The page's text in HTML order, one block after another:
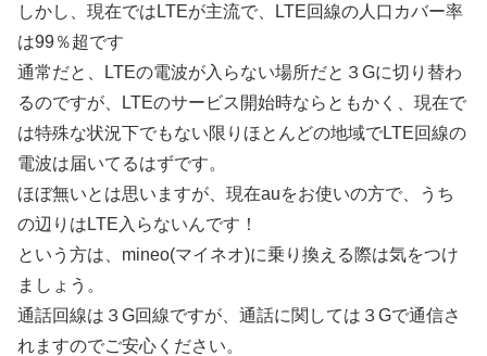
しかし、現在ではLTEが主流で、LTE回線の人口カバー率
は99％超です
通常だと、LTEの電波が入らない場所だと３Gに切り替わ
るのですが、LTEのサービス開始時ならともかく、現在で
は特殊な状況下でもない限りほとんどの地域でLTE回線の
電波は届いてるはずです。
ほぼ無いとは思いますが、現在auをお使いの方で、うち
の辺りはLTE入らないんです！
という方は、mineo(マイネオ)に乗り換える際は気をつけ
ましょう。
通話回線は３G回線ですが、通話に関しては３Gで通信さ
れますのでご安心ください。